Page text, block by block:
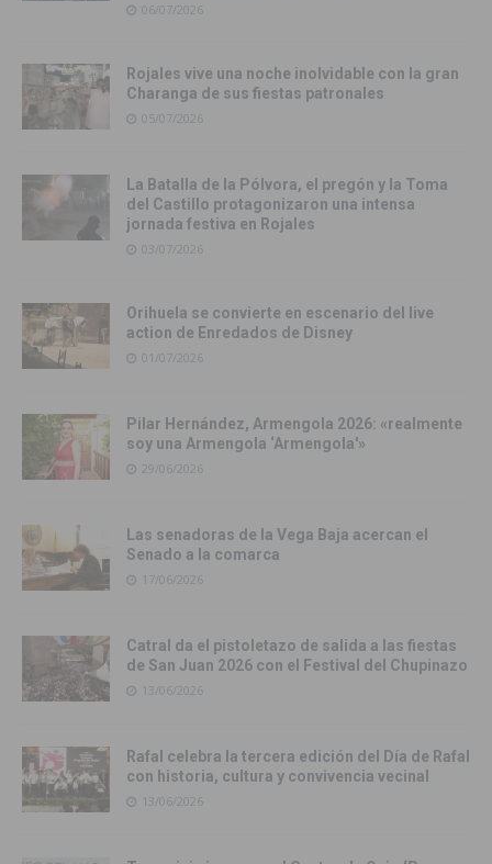
06/07/2026
Rojales vive una noche inolvidable con la gran
Charanga de sus fiestas patronales
05/07/2026
La Batalla de la Pólvora, el pregón y la Toma
del Castillo protagonizaron una intensa
jornada festiva en Rojales
03/07/2026
Orihuela se convierte en escenario del live
action de Enredados de Disney
01/07/2026
Pilar Hernández, Armengola 2026: «realmente
soy una Armengola ‘Armengola'»
29/06/2026
Las senadoras de la Vega Baja acercan el
Senado a la comarca
17/06/2026
Catral da el pistoletazo de salida a las fiestas
de San Juan 2026 con el Festival del Chupinazo
13/06/2026
Rafal celebra la tercera edición del Día de Rafal
con historia, cultura y convivencia vecinal
13/06/2026